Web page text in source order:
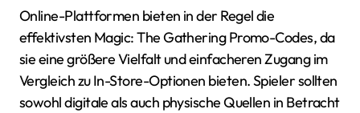
Online-Plattformen bieten in der Regel die
effektivsten Magic: The Gathering Promo-Codes, da
sie eine größere Vielfalt und einfacheren Zugang im
Vergleich zu In-Store-Optionen bieten. Spieler sollten
sowohl digitale als auch physische Quellen in Betracht